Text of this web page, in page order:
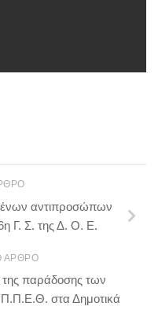
αντιπροσώπων
Γ. Σ. της Δ. Ο. Ε.
ΆΡΘΡΟ
παράδοσης των
στα Δημοτικά